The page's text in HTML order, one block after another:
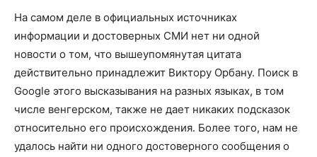
На самом деле в официальных источниках
информации и достоверных СМИ нет ни одной
новости о том, что вышеупомянутая цитата
действительно принадлежит Виктору Орбану. Поиск в
Google этого высказывания на разных языках, в том
числе венгерском, также не дает никаких подсказок
относительно его происхождения. Более того, нам не
удалось найти ни одного достоверного сообщения о